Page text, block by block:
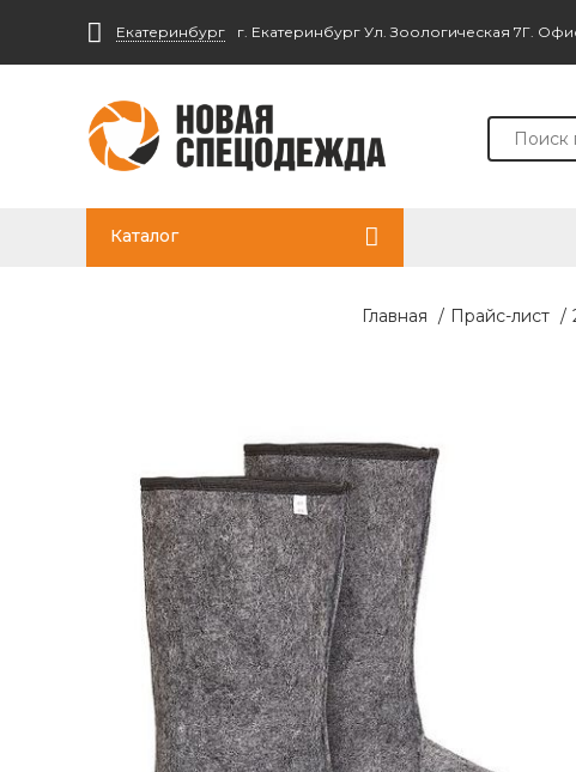
Екатеринбург г. Екатеринбург Ул. Зоологическая 7Г.
Каталог
Главная / Прайс-лист /